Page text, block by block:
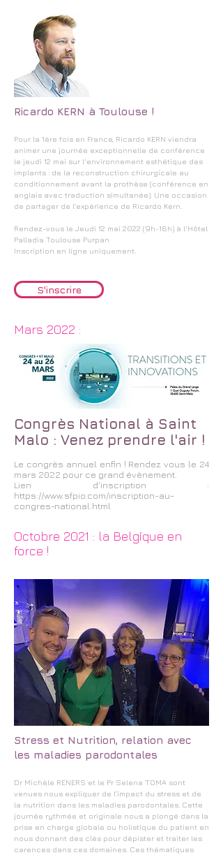
Ricardo KERN à Toulouse !
Pour la 1ère fois en France, Ricardo KERN viendra
animer une journée exceptionnelle de conférence
le jeudi 12 mai sur l'environnement esthétique des
implants : de la reconstruction chirurgicale au
conditionnement avant la prothèse (conférence en
anglais avec traduction simultanée). Une occasion
de partager de l’expérience de Ricardo Kern.
Rendez-vous le Jeudi 12 mai 2022 (9h-18h) à l'Hôtel
Palladia Toulouse Purpan
Inscription en ligne uniquement.
S'inscrire
Mars 2022 :
Congrès National à Saint
Malo : Venez prendre l'air !
Le congrès annuel enfin ! Rendez vous le 24
mars 2022 pour ce grand évènement.
Lien d'inscription :
https://www.sfpio.com/inscription-au-
congres-national.html
Octobre 2021 : la Belgique en
force !
Stress et Nutrition, relation avec
les maladies parodontales
Dr Michèle RENERS et le Pr Selena TOMA sont
venues nous expliquer de l’impact du stress et de
la nutrition dans les maladies parodontales. Cette
journée rythmée et originale nous a plongé dans la
prise en charge globale ou holistique du patient en
nous donnant des clés pour dépister et traiter les
carences dans ces domaines. Ces thématiques